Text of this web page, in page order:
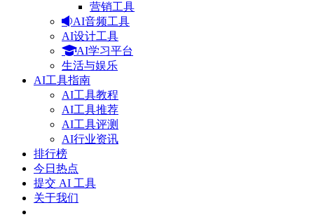
营销工具
AI音频工具
AI设计工具
AI学习平台
生活与娱乐
AI工具指南
AI工具教程
AI工具推荐
AI工具评测
AI行业资讯
排行榜
今日热点
提交 AI 工具
关于我们